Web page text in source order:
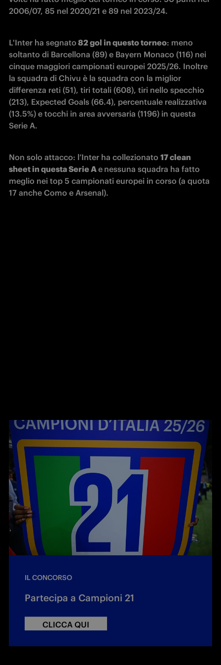
2006/07, 85 nel 2020/21 e 89 nel 2023/24.
L'Inter ha segnato 82 gol in questo torneo: meno
soltanto di Barcellona (89) e Bayern Monaco (116) nei
cinque maggiori campionati europei 2025/26. Inoltre
la squadra di Chivu è la squadra con la miglior
differenza reti (51), tiri totali (608), tiri nello specchio
(213), Expected Goals (66.4), percentuale realizzativa
(13.5%) e tocchi in area avversaria (1196) in questa
Serie A.
Non solo attacco: l’Inter ha collezionato 17 clean
sheet in questa Serie A e nessuna squadra ha fatto
meglio nei top 5 campionati europei in corso (a quota
17 anche Como e Arsenal).
IL CONCORSO
Partecipa a Campioni 21
CLICCA QUI